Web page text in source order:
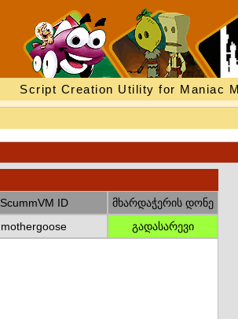
Script Creation Utility for Maniac
ScummVM ID
მხარდაჭერის დონე
mothergoose გადასარევი